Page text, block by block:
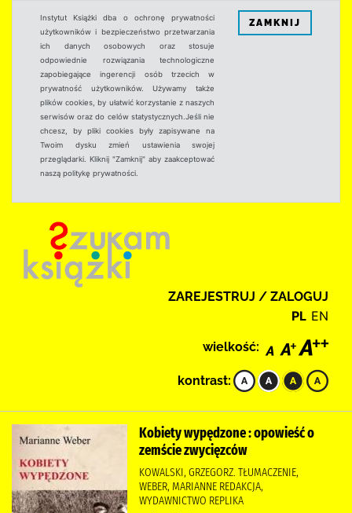
Instytut Książki dba o ochronę prywatności
użytkowników i bezpieczeństwo przetwarzania
ich danych osobowych oraz stosuje
odpowiednie rozwiązania technologiczne
zapobiegające ingerencji osób trzecich w
prywatność użytkowników. Używamy także
plików cookies, by ułatwić korzystanie z naszych
serwisów oraz do celów statystycznych.Jeśli nie
chcesz, by pliki cookies były zapisywane na
Twoim dysku zmień ustawienia swojej
przeglądarki. Kliknij "Zamknij" aby zaakceptować
naszą politykę prywatności.
ZAMKNIJ
ZAREJESTRUJ / ZALOGUJ
PL EN
wielkość:
kontrast:
Kobiety wypędzone : opowieść o
zemście zwycięzców
KOWALSKI, GRZEGORZ. TŁUMACZENIE,
WEBER, MARIANNE REDAKCJA,
WYDAWNICTWO REPLIKA